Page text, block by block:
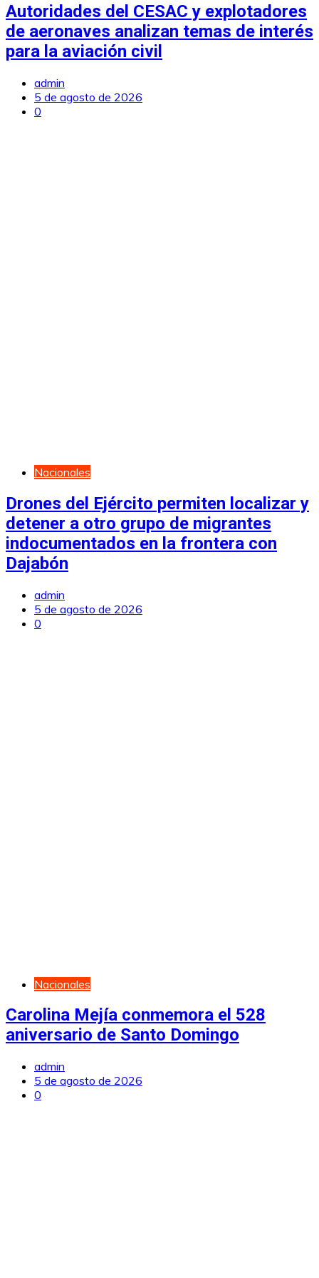
Autoridades del CESAC y explotadores
de aeronaves analizan temas de interés
para la aviación civil
admin
5 de agosto de 2026
0
Nacionales
Drones del Ejército permiten localizar y
detener a otro grupo de migrantes
indocumentados en la frontera con
Dajabón
admin
5 de agosto de 2026
0
Nacionales
Carolina Mejía conmemora el 528
aniversario de Santo Domingo
admin
5 de agosto de 2026
0